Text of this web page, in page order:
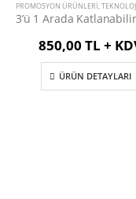
PROMOSYON ÜRÜNLERİ,TEKNOLOJIK
850,00 TL +
ÜRÜN DETAYLARI